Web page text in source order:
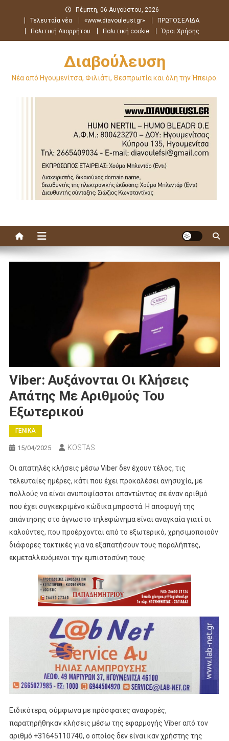
περιεχόμενο
Πέμπτη, 06 Αυγούστου, 2026
Τελευταία νέα
«www.diavouleusi.gr»
ΠΡΩΤΟΣΕΛΙΔΑ
Πολιτική Απορρήτου
Πολιτική cookie Όροι Χρήσης
Διαβούλευση
Νέα από Ηγουμενίτσα, Φιλιάτι, Θεσπρωτία και όλη την Ήπειρο.
Viber: Αυξάνονται Οι Κλήσεις
Απάτης Με Αριθμούς Του
Εξωτερικού
ΓΕΝΙΚΑ
15/04/2025 KOSTAS
Οι απατηλές κλήσεις μέσω Viber δεν έχουν τέλος, τις
τελευταίες ημέρες, κάτι που έχει προκαλέσει ανησυχία, με
πολλούς να είναι ανυποψίαστοι απαντώντας σε έναν αριθμό
που έχει συγκεκριμένο κώδικα μπροστά. H αποφυγή της
απάντησης στο άγνωστο τηλεφώνημα είναι αναγκαία γιατί οι
καλούντες, που προέρχονται από το εξωτερικό, χρησιμοποιούν
διάφορες τακτικές για να εξαπατήσουν τους παραλήπτες,
εκμεταλλευόμενοι την εμπιστοσύνη τους.
Ειδικότερα, σύμφωνα με πρόσφατες αναφορές,
παρατηρήθηκαν κλήσεις μέσω της εφαρμογής Viber από τον
αριθμό +31645110740, ο οποίος δεν είναι καν χρήστης της